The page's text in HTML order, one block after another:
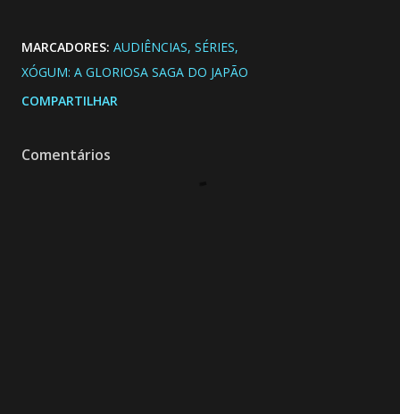
MARCADORES: AUDIÊNCIAS SÉRIES
XÓGUM: A GLORIOSA SAGA DO JAPÃO
COMPARTILHAR
Comentários